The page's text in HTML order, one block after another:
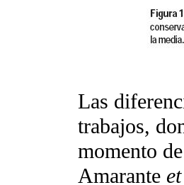
Las
trabajos,
momento
Amarante